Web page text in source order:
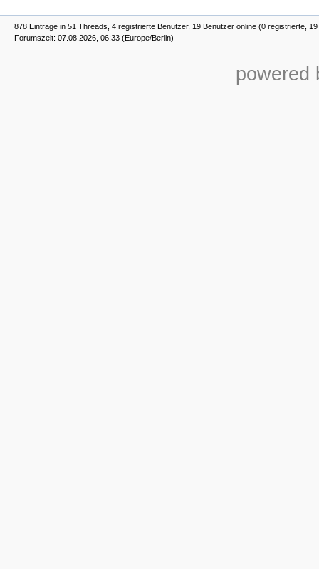
878 Einträge in 51 Threads, 4 registrierte Benutzer, 19 Benutzer online (0 registrierte,
Forumszeit: 07.08.2026, 06:33 (Europe/Berlin)
powered